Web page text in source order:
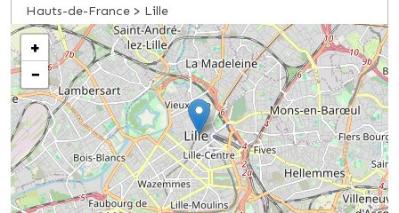
Hauts-de-France > Lille
+
−